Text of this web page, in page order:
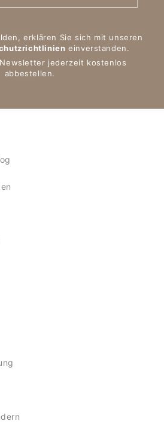
erklären Sie sich mit unseren
einverstanden.
jederzeit kostenlos
abbestellen.